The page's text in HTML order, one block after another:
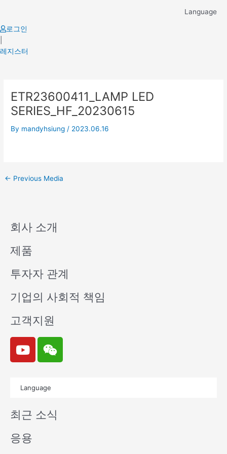
content
Language
로그인
레지스터
ETR23600411_LAMP LED
SERIES_HF_20230615
By mandyhsiung / 2023.06.16
navigation
← Previous Media
회사 소개
제품
투자자 관계
기업의 사회적 책임
고객지원
Y
o
u
e
W
e
i
n
Language
최근 소식
응용